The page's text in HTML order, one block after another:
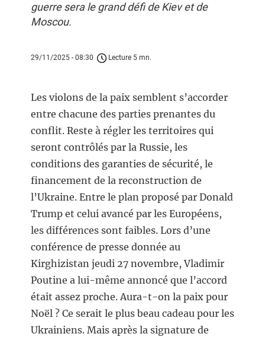
guerre sera le grand défi de Kiev et de
Moscou.
29/11/2025 - 08:30 Lecture 5 mn.
Les violons de la paix semblent s’accorder
entre chacune des parties prenantes du
conflit. Reste à régler les territoires qui
seront contrôlés par la Russie, les
conditions des garanties de sécurité, le
financement de la reconstruction de
l’Ukraine. Entre le plan proposé par Donald
Trump et celui avancé par les Européens,
les différences sont faibles. Lors d’une
conférence de presse donnée au
Kirghizistan jeudi 27 novembre, Vladimir
Poutine a lui-même annoncé que l’accord
était assez proche. Aura-t-on la paix pour
Noël ? Ce serait le plus beau cadeau pour les
Ukrainiens. Mais après la signature de